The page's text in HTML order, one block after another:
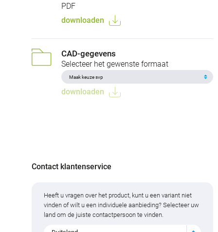
PDF
downloaden
CAD-gegevens
Selecteer het gewenste formaat
downloaden
Contact klantenservice
Heeft u vragen over het product, kunt u een variant niet
vinden of wilt u een individuele aanbieding? Selecteer uw
land om de juiste contactpersoon te vinden.